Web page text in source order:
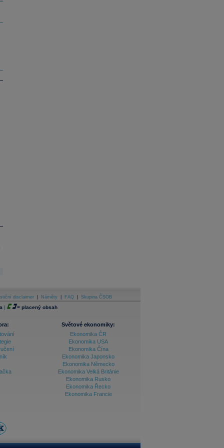
disclaimer Náměty FAQ Skupina ČSOB
| = placený obsah
Světové ekonomiky:
Ekonomika ČR
Ekonomika USA
Ekonomika Čína
Ekonomika Japonsko
Ekonomika Německo
Ekonomika Velká Británie
Ekonomika Rusko
Ekonomika Řecko
Ekonomika Francie